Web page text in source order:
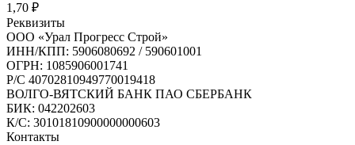
1,70 ₽
Реквизиты
ООО «Урал Прогресс Строй»
ИНН/КПП: 5906080692 / 590601001
ОГРН: 1085906001741
Р/C 40702810949770019418
ВОЛГО-ВЯТСКИЙ БАНК ПАО СБЕРБАНК
БИК: 042202603
К/С: 30101810900000000603
Контакты